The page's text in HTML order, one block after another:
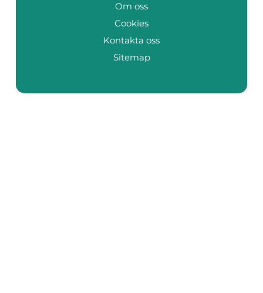
Om oss
Cookies
Kontakta oss
Sitemap